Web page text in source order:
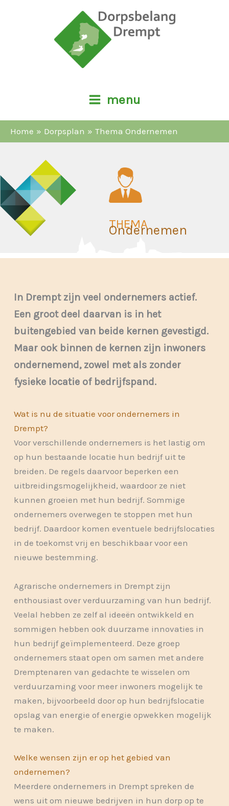
menu
Home Dorpsplan Thema Ondernemen
THEMA
Ondernemen
In Drempt zijn veel ondernemers actief.
Een groot deel daarvan is in het
buitengebied van beide kernen gevestigd.
Maar ook binnen de kernen zijn inwoners
ondernemend, zowel met als zonder
fysieke locatie of bedrijfspand.
Wat is nu de situatie voor ondernemers in
Drempt?
Voor verschillende ondernemers is het lastig om
op hun bestaande locatie hun bedrijf uit te
breiden. De regels daarvoor beperken een
uitbreidingsmogelijkheid, waardoor ze niet
kunnen groeien met hun bedrijf. Sommige
ondernemers overwegen te stoppen met hun
bedrijf. Daardoor komen eventuele bedrijfslocaties
in de toekomst vrij en beschikbaar voor een
nieuwe bestemming.
Agrarische ondernemers in Drempt zijn
enthousiast over verduurzaming van hun bedrijf.
Veelal hebben ze zelf al ideeën ontwikkeld en
sommigen hebben ook duurzame innovaties in
hun bedrijf geïmplementeerd. Deze groep
ondernemers staat open om samen met andere
Dremptenaren van gedachte te wisselen om
verduurzaming voor meer inwoners mogelijk te
maken, bijvoorbeeld door op hun bedrijfslocatie
opslag van energie of energie opwekken mogelijk
te maken.
Welke wensen zijn er op het gebied van
ondernemen?
Meerdere ondernemers in Drempt spreken de
wens uit om nieuwe bedrijven in hun dorp op te